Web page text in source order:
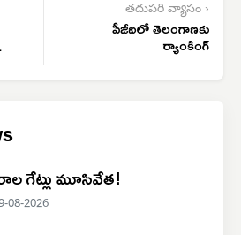
తదుపరి వ్యాసం ›
పీజీఐలో తెలంగాణకు
ర్యాంకింగ్
గేట్లు మూసివేత!
08-2026